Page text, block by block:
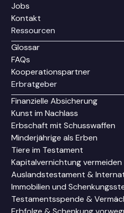
Jobs
Kontakt
Ressourcen
Glossar
FAQs
Kooperationspartner
Erbratgeber
Finanzielle Absicherung
Kunst im Nachlass
Erbschaft mit Schusswaffen
Minderjährige als Erben
Tiere im Testament
Kapitalvernichtung vermeiden
Auslandstestament &
Immobilien und
Testamentsspende &